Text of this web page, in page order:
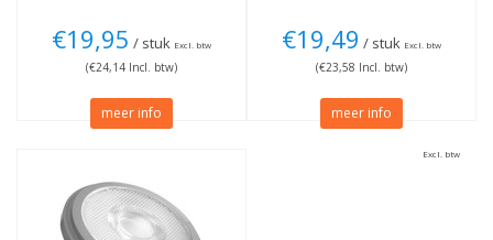
€19,95 / stuk Excl. btw
(€24,14 Incl. btw)
meer info
€19,49 / stuk Excl. btw
(€23,58 Incl. btw)
meer info
Excl. btw